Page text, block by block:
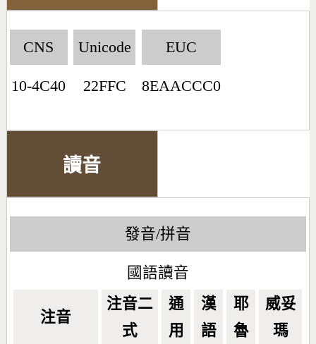
CNS
10-4C40
Unicode
22FFC
EUC
8EAACCC0
讀音
發音/拼音
國語讀音
注音
注音二
式
通
用
漢
語
耶
魯
威妥
瑪